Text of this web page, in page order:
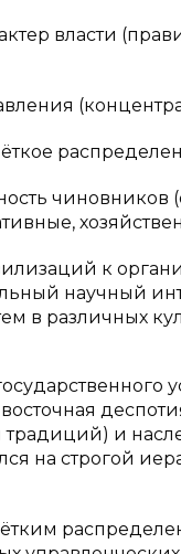
власти
чиновников
к
научный
в различных
и
на строгой